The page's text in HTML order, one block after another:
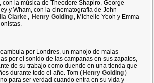
con la música de Theodore Shapiro, George
y Wham, con la cinematografía de John
Clarke , Henry Golding , Michelle Yeoh y Emma
por Londres, un manojo de malas
por el sonido de las campanas en sus zapatos,
de su trabajo como duende en una tienda que
durante todo el año. Tom (Henry Golding)
para ser verdad cuando entra en su vida y